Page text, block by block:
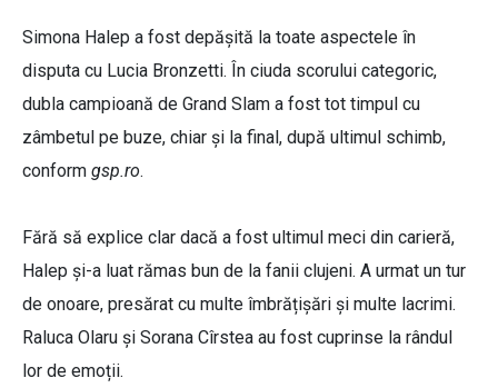
Simona Halep a fost depășită la toate aspectele în
disputa cu Lucia Bronzetti. În ciuda scorului categoric,
dubla campioană de Grand Slam a fost tot timpul cu
zâmbetul pe buze, chiar și la final, după ultimul schimb,
conform gsp.ro.
Fără să explice clar dacă a fost ultimul meci din carieră,
Halep și-a luat rămas bun de la fanii clujeni. A urmat un tur
de onoare, presărat cu multe îmbrățișări și multe lacrimi.
Raluca Olaru și Sorana Cîrstea au fost cuprinse la rândul
lor de emoții.